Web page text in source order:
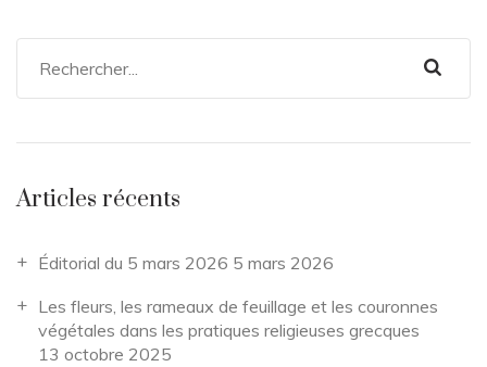
Articles récents
Éditorial du 5 mars 2026 5 mars 2026
Les fleurs, les rameaux de feuillage et les couronnes
végétales dans les pratiques religieuses grecques
13 octobre 2025